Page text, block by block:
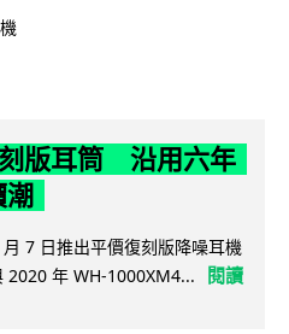
版耳筒 沿用六年
7 日推出平價復刻版降噪耳機
2020 年 WH-1000XM4...
閱讀